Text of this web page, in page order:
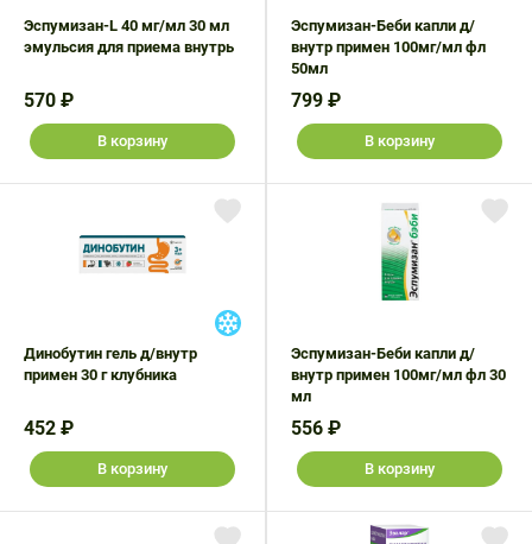
Эспумизан-L 40 мг/мл 30 мл
эмульсия для приема внутрь
570 ₽
В корзину
Эспумизан-Беби капли д/
внутр примен 100мг/мл фл
50мл
799 ₽
В корзину
Динобутин гель д/внутр
примен 30 г клубника
452 ₽
В корзину
Эспумизан-Беби капли д/
внутр примен 100мг/мл фл 30
мл
556 ₽
В корзину